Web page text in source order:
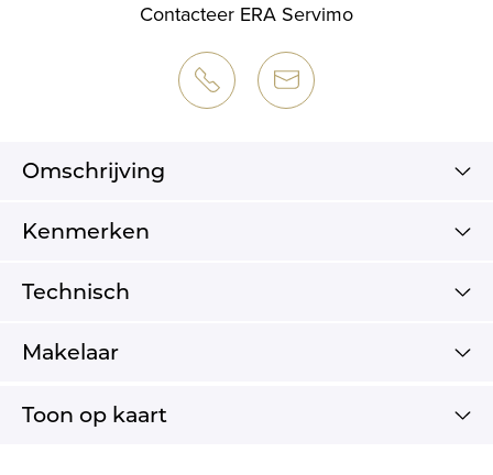
Contacteer ERA Servimo
Omschrijving
Kenmerken
Technisch
Makelaar
Toon op kaart